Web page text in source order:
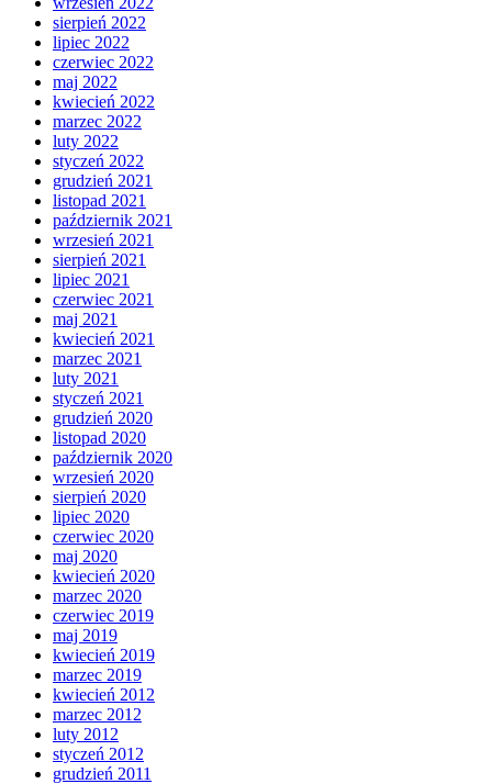
sierpień 2022
lipiec 2022
czerwiec 2022
maj 2022
kwiecień 2022
marzec 2022
luty 2022
styczeń 2022
grudzień 2021
listopad 2021
październik 2021
wrzesień 2021
sierpień 2021
lipiec 2021
czerwiec 2021
maj 2021
kwiecień 2021
marzec 2021
luty 2021
styczeń 2021
grudzień 2020
listopad 2020
październik 2020
wrzesień 2020
sierpień 2020
lipiec 2020
czerwiec 2020
maj 2020
kwiecień 2020
marzec 2020
czerwiec 2019
maj 2019
kwiecień 2019
marzec 2019
kwiecień 2012
marzec 2012
luty 2012
styczeń 2012
grudzień 2011